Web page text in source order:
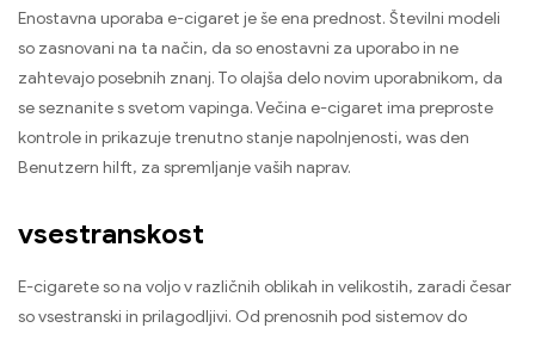
Enostavna uporaba e-cigaret je še ena prednost. Številni modeli
so zasnovani na ta način, da so enostavni za uporabo in ne
zahtevajo posebnih znanj. To olajša delo novim uporabnikom, da
se seznanite s svetom vapinga. Večina e-cigaret ima preproste
kontrole in prikazuje trenutno stanje napolnjenosti, was den
Benutzern hilft, za spremljanje vaših naprav.
vsestranskost
E-cigarete so na voljo v različnih oblikah in velikostih, zaradi česar
so vsestranski in prilagodljivi. Od prenosnih pod sistemov do